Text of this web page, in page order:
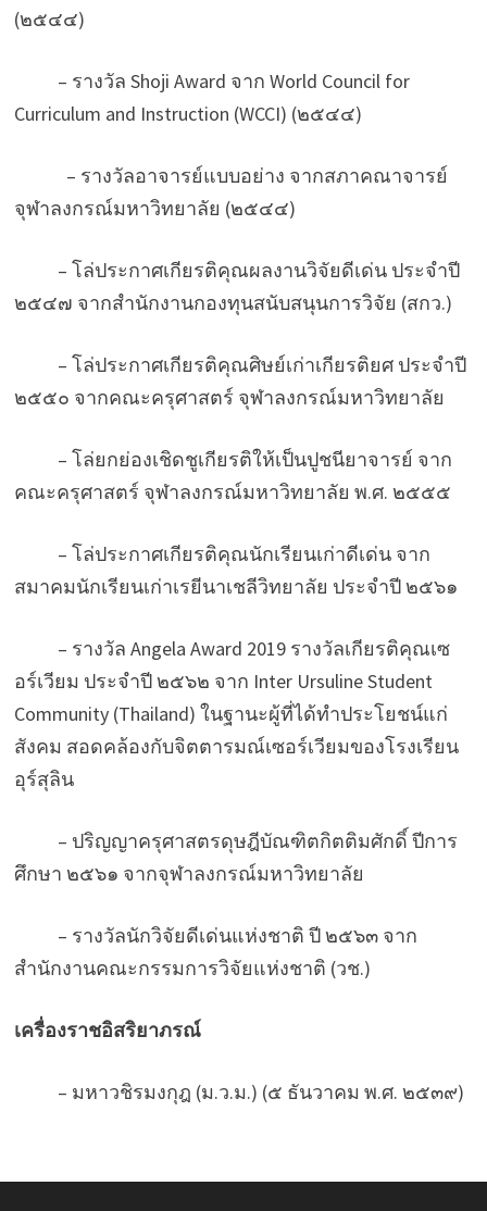
(๒๕๔๔)
– รางวัล Shoji Award จาก World Council for
Curriculum and Instruction (WCCI) (๒๕๔๔)
– รางวัลอาจารย์แบบอย่าง จากสภาคณาจารย์
จุฬาลงกรณ์มหาวิทยาลัย (๒๕๔๔)
– โล่ประกาศเกียรติคุณผลงานวิจัยดีเด่น ประจำปี
๒๕๔๗ จากสำนักงานกองทุนสนับสนุนการวิจัย (สกว.)
– โล่ประกาศเกียรติคุณศิษย์เก่าเกียรติยศ ประจำปี
๒๕๕๐ จากคณะครุศาสตร์ จุฬาลงกรณ์มหาวิทยาลัย
– โล่ยกย่องเชิดชูเกียรติให้เป็นปูชนียาจารย์ จาก
คณะครุศาสตร์ จุฬาลงกรณ์มหาวิทยาลัย พ.ศ. ๒๕๕๕
– โล่ประกาศเกียรติคุณนักเรียนเก่าดีเด่น จาก
สมาคมนักเรียนเก่าเรยีนาเชลีวิทยาลัย ประจำปี ๒๕๖๑
– รางวัล Angela Award 2019 รางวัลเกียรติคุณเซ
อร์เวียม ประจำปี ๒๕๖๒ จาก Inter Ursuline Student
Community (Thailand) ในฐานะผู้ที่ได้ทำประโยชน์แก่
สังคม สอดคล้องกับจิตตารมณ์เซอร์เวียมของโรงเรียน
อุร์สุลิน
– ปริญญาครุศาสตรดุษฎีบัณฑิตกิตติมศักดิ์ ปีการ
ศึกษา ๒๕๖๑ จากจุฬาลงกรณ์มหาวิทยาลัย
– รางวัลนักวิจัยดีเด่นแห่งชาติ ปี ๒๕๖๓ จาก
สำนักงานคณะกรรมการวิจัยแห่งชาติ (วช.)
เครื่องราชอิสริยาภรณ์
– มหาวชิรมงกุฎ (ม.ว.ม.) (๕ ธันวาคม พ.ศ. ๒๕๓๙)